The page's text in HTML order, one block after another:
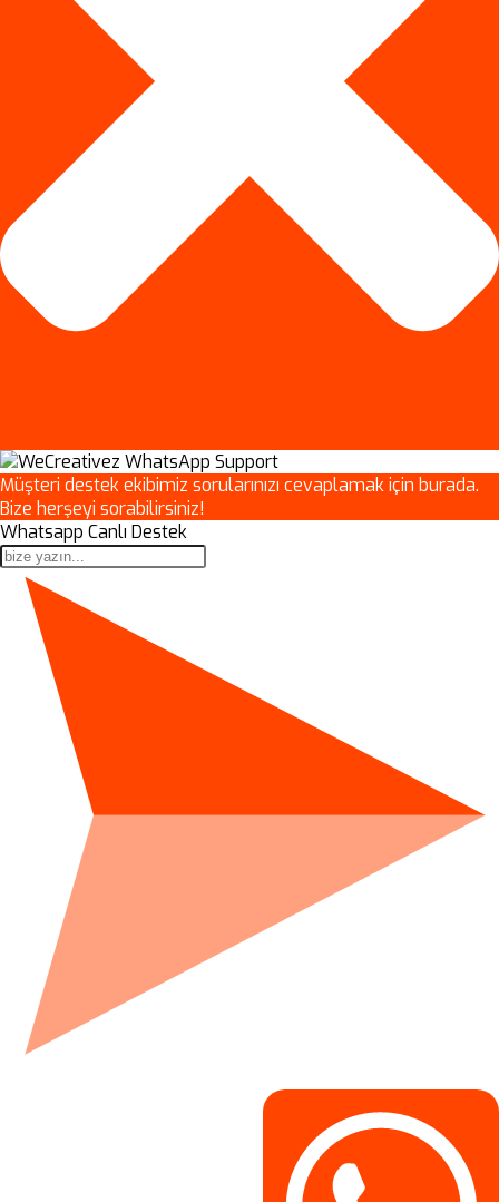
Müşteri destek ekibimiz sorularınızı cevaplamak için burada.
Bize herşeyi sorabilirsiniz!
Whatsapp Canlı Destek